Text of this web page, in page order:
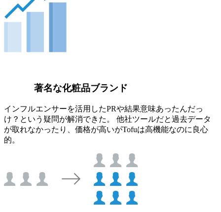
著名な化粧品ブランド
インフルエンサーを活用したPRや結果意味あったんだっ
け？という疑問が解消できた。 他社ツールだと過去データ
が取れなかったり、価格が高いがTofuは高機能なのに良心
的。